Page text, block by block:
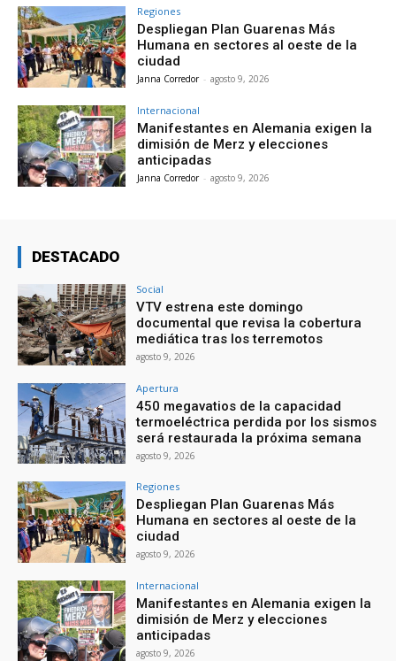
Regiones
Despliegan Plan Guarenas Más
Humana en sectores al oeste de la
ciudad
Janna Corredor - agosto 9, 2026
Internacional
Manifestantes en Alemania exigen la
dimisión de Merz y elecciones
anticipadas
Janna Corredor - agosto 9, 2026
DESTACADO
Social
VTV estrena este domingo
documental que revisa la cobertura
mediática tras los terremotos
agosto 9, 2026
Apertura
450 megavatios de la capacidad
termoeléctrica perdida por los sismos
será restaurada la próxima semana
agosto 9, 2026
Regiones
Despliegan Plan Guarenas Más
Humana en sectores al oeste de la
ciudad
agosto 9, 2026
Internacional
Manifestantes en Alemania exigen la
dimisión de Merz y elecciones
anticipadas
agosto 9, 2026